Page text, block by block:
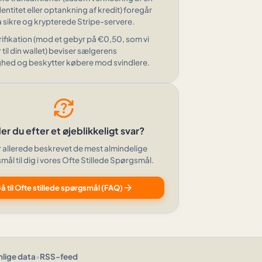
eller optankning af kredit) foregår
sikre og krypterede Stripe-servere.
(mod et gebyr på €0,50, som vi
din wallet) beviser sælgerens
og beskytter købere mod svindlere.
question_exchange
du efter et øjeblikkeligt svar?
allerede beskrevet de mest almindelige
til dig i vores Ofte Stillede Spørgsmål.
til Ofte stillede spørgsmål (FAQ) arrow_forward
data•RSS-feed